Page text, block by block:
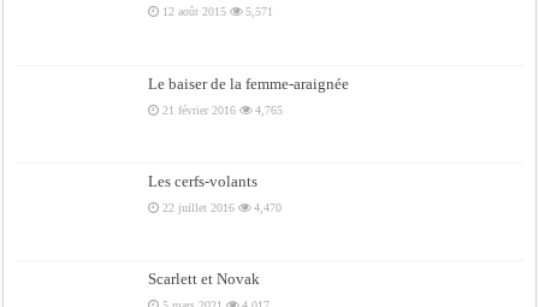
12 août 2015 5,571
Le baiser de la femme-araignée
21 février 2016 4,765
Les cerfs-volants
22 juillet 2016 4,470
Scarlett et Novak